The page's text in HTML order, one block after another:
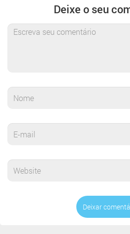
Deixe o seu
Deixar